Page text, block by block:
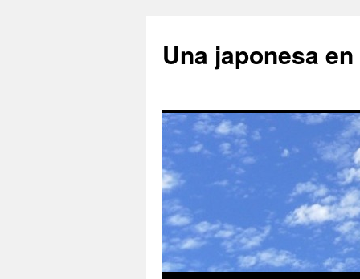
Una japonesa